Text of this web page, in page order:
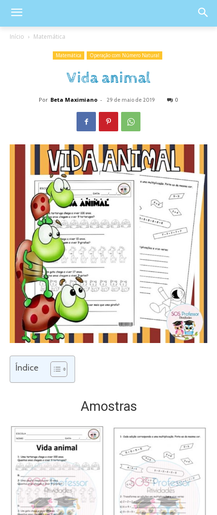
Início Matemática
Matemática Operação com Número Natural
Vida animal
Por Beta Maximiano - 29 de maio de 2019 0
Índice
Amostras